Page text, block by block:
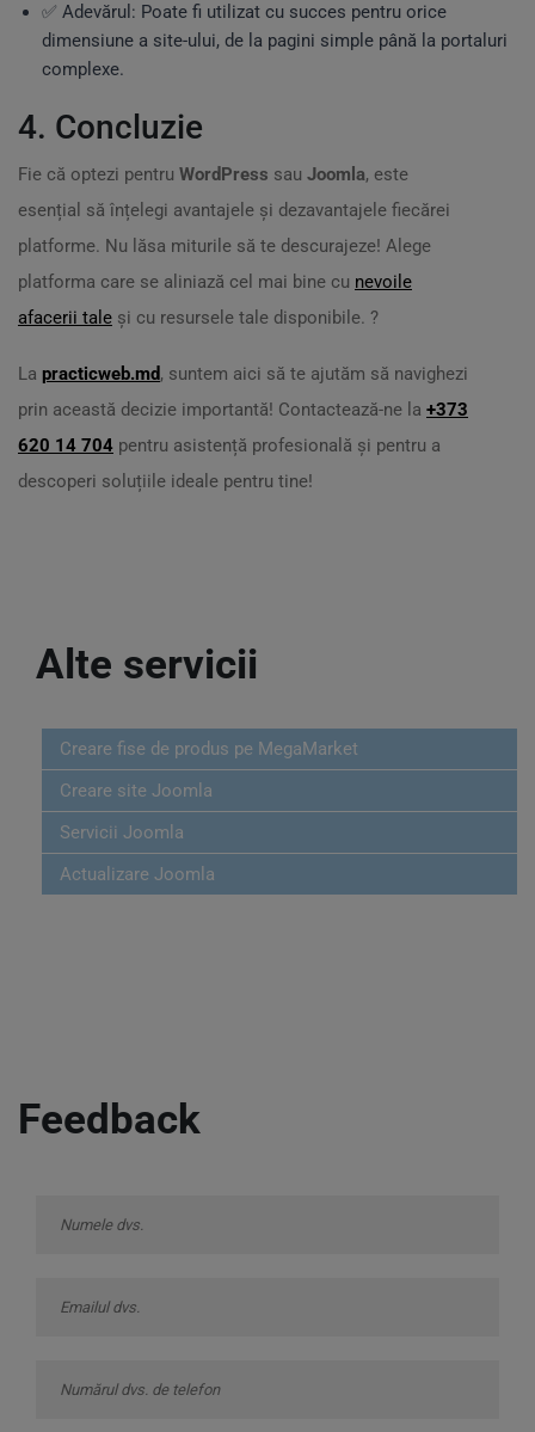
✅ Adevărul: Poate fi utilizat cu succes pentru orice
dimensiune a site-ului, de la pagini simple până la portaluri
complexe.
4. Concluzie
Fie că optezi pentru WordPress sau Joomla, este
esențial să înțelegi avantajele și dezavantajele fiecărei
platforme. Nu lăsa miturile să te descurajeze! Alege
platforma care se aliniază cel mai bine cu nevoile
afacerii tale și cu resursele tale disponibile. ?
La practicweb.md, suntem aici să te ajutăm să navighezi
prin această decizie importantă! Contactează-ne la +373
620 14 704 pentru asistență profesională și pentru a
descoperi soluțiile ideale pentru tine!
Alte servicii
Creare fise de produs pe MegaMarket
Creare site Joomla
Servicii Joomla
Actualizare Joomla
Feedback